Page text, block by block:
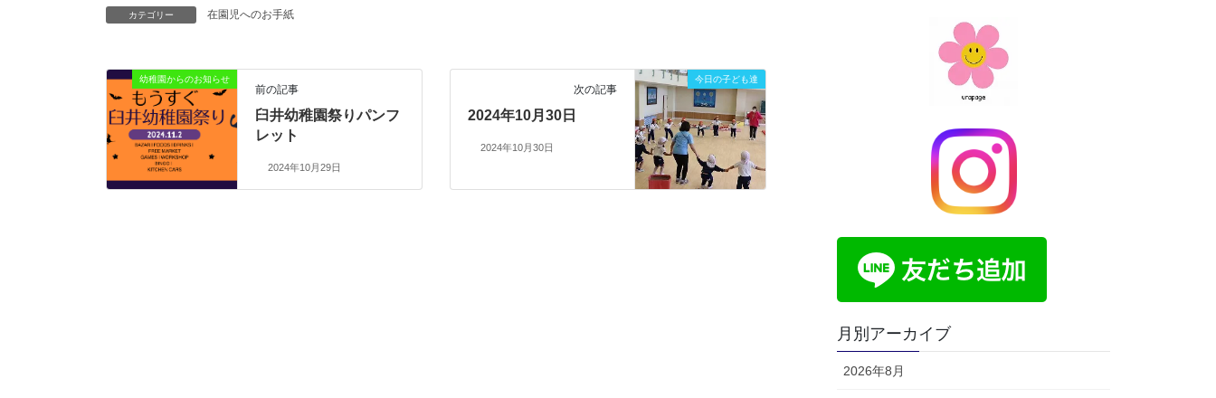
カテゴリー 在園児へのお手紙
幼稚園からのお知らせ
前の記事
臼井幼稚園祭りパンフ
レット
2024年10月29日
今日の子ども達
次の記事
2024年10月30日
2024年10月30日
月別アーカイブ
2026年8月